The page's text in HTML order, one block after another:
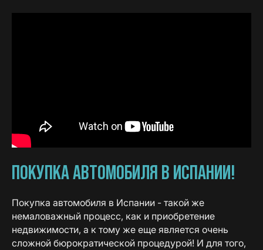
ПОКУПКА АВТОМОБИЛЯ В ИСПАНИИ!
Покупка автомобиля в Испании - такой же
немаловажный процесс, как и приобретение
недвижимости, а к тому же еще является очень
сложной бюрократической процедурой! И для того,